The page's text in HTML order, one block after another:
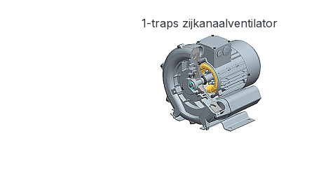
1-traps zijkanaalventilator